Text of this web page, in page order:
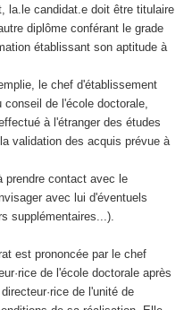
la.le candidat.e doit être titulaire
diplôme conférant le grade
établissant son aptitude à
le chef d'établissement
de l'école doctorale,
à l'étranger des études
validation des acquis prévue à
prendre contact avec le
avec lui d'éventuels
supplémentaires...).
est prononcée par le chef
de l'école doctorale après
de l'unité de